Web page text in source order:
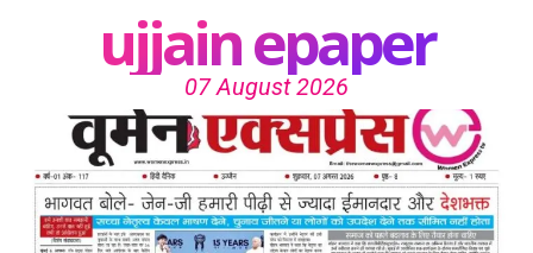
ujjain epaper
07 August 2026